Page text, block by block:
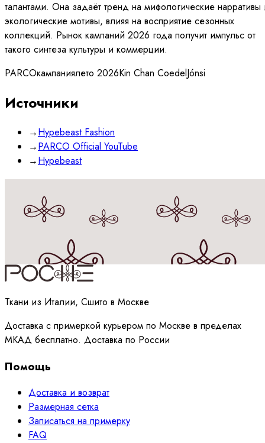
талантами. Она задаёт тренд на мифологические нарративы
экологические мотивы, влияя на восприятие сезонных
коллекций. Рынок кампаний 2026 года получит импульс от
такого синтеза культуры и коммерции.
PARCOкампаниялето 2026Kin Chan CoedelJónsi
Источники
→Hypebeast Fashion
→PARCO Official YouTube
→Hypebeast
Принимаюполитикуобработки данных
Ткани из Италии, Сшито в Москве
Доставка с примеркой курьером по Москве в пределах
МКАД бесплатно. Доставка по России
Помощь
Доставка и возврат
Размерная сетка
Записаться на примерку
FAQ